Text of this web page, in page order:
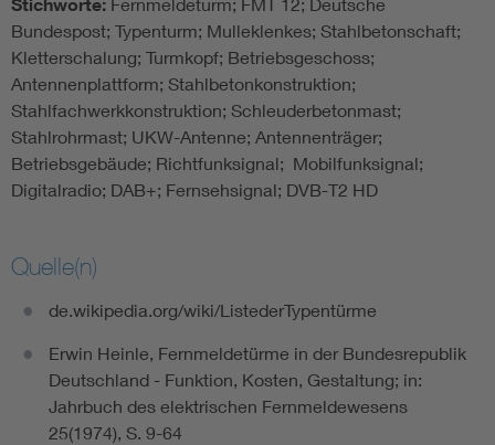
Stichworte: Fernmeldeturm; FMT 12; Deutsche
Bundespost; Typenturm; Mulleklenkes; Stahlbetonschaft;
Kletterschalung; Turmkopf; Betriebsgeschoss;
Antennenplattform; Stahlbetonkonstruktion;
Stahlfachwerkkonstruktion; Schleuderbetonmast;
Stahlrohrmast; UKW-Antenne; Antennenträger;
Betriebsgebäude; Richtfunksignal; Mobilfunksignal;
Digitalradio; DAB+; Fernsehsignal; DVB-T2 HD
Quelle(n)
de.wikipedia.org/wiki/ListederTypentürme
Erwin Heinle, Fernmeldetürme in der Bundesrepublik
Deutschland - Funktion, Kosten, Gestaltung; in:
Jahrbuch des elektrischen Fernmeldewesens
25(1974), S. 9-64